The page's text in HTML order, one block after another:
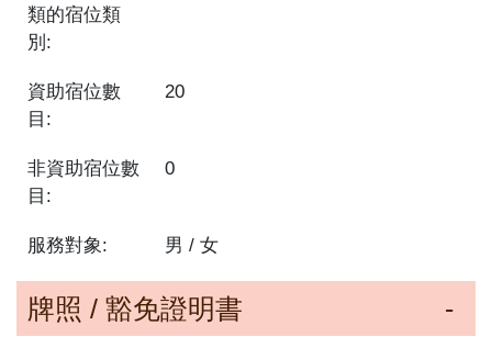
類的宿位類
別:
資助宿位數
目:
20
非資助宿位數
目:
0
服務對象: 男 / 女
牌照 / 豁免證明書